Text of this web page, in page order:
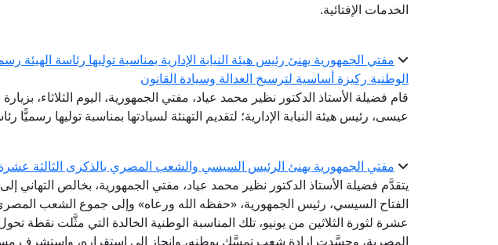
الخدمات الإفتائية.
مفتي الجمهورية يهنئ رئيس هيئة النيابة الإدارية بمناسبة توليها رئاسة
الوطنية ركيزة أساسية لترسيخ العدالة وسيادة القانون
قام فضيلة الأستاذ الدكتور نظير محمد عياد، مفتي الجمهورية، اليوم الثلاثاء،
عيسى، رئيس هيئة النيابة الإدارية؛ لتقديم التهنئة لسيادتها بمناسبة توليها رسميًّا
مفتي الجمهورية يهنئ الرئيس السيسي والشعب المصري بالذكرى الثالثة عشرة
يتقدَّم فضيلة الأستاذ الدكتور نظير محمد عياد، مفتي الجمهورية، بخالص التهاني
الفتاح السيسي، رئيس الجمهورية، «حفظه الله ورعاه» وإلى جموع الشعب
عشرة لثورة الثلاثين من يونيو، تلك المناسبة الوطنية الخالدة التي مثَّلت نقطة
المصرية، وجسَّدت إرادة شعبٍ تمسَّك بوطنه، وانحاز إلى استقراره، واستشرف